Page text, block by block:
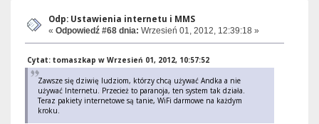
Odp: Ustawienia internetu i MMS
« Odpowiedź #68 dnia: Wrzesień 01, 2012, 12:39:18 »
Cytat: tomaszkap w Wrzesień 01, 2012, 10:57:52
Zawsze się dziwię ludziom, którzy chcą używać Andka a nie
używać Internetu. Przecież to paranoja, ten system tak działa.
Teraz pakiety internetowe są tanie, WiFi darmowe na każdym
kroku.